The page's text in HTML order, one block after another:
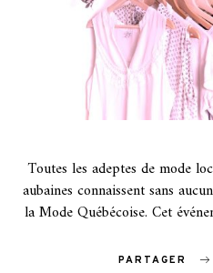
Toutes les adeptes de mode
aubaines connaissent sans
la Mode Québécoise. Cet
PARTAGER